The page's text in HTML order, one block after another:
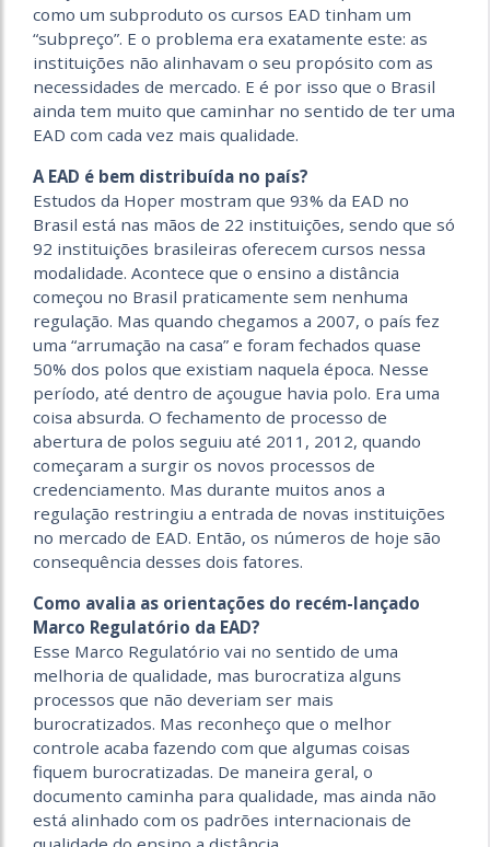
como um subproduto os cursos EAD tinham um
“subpreço”. E o problema era exatamente este: as
instituições não alinhavam o seu propósito com as
necessidades de mercado. E é por isso que o Brasil
ainda tem muito que caminhar no sentido de ter uma
EAD com cada vez mais qualidade.
A EAD é bem distribuída no país?
Estudos da Hoper mostram que 93% da EAD no
Brasil está nas mãos de 22 instituições, sendo que só
92 instituições brasileiras oferecem cursos nessa
modalidade. Acontece que o ensino a distância
começou no Brasil praticamente sem nenhuma
regulação. Mas quando chegamos a 2007, o país fez
uma “arrumação na casa” e foram fechados quase
50% dos polos que existiam naquela época. Nesse
período, até dentro de açougue havia polo. Era uma
coisa absurda. O fechamento de processo de
abertura de polos seguiu até 2011, 2012, quando
começaram a surgir os novos processos de
credenciamento. Mas durante muitos anos a
regulação restringiu a entrada de novas instituições
no mercado de EAD. Então, os números de hoje são
consequência desses dois fatores.
Como avalia as orientações do recém-lançado
Marco Regulatório da EAD?
Esse Marco Regulatório vai no sentido de uma
melhoria de qualidade, mas burocratiza alguns
processos que não deveriam ser mais
burocratizados. Mas reconheço que o melhor
controle acaba fazendo com que algumas coisas
fiquem burocratizadas. De maneira geral, o
documento caminha para qualidade, mas ainda não
está alinhado com os padrões internacionais de